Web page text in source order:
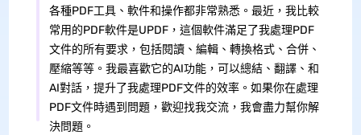
各種PDF工具、軟件和操作都非常熟悉。最近，我比較
常用的PDF軟件是UPDF，這個軟件滿足了我處理PDF
文件的所有要求，包括閱讀、編輯、轉換格式、合併、
壓縮等等。我最喜歡它的AI功能，可以總結、翻譯、和
AI對話，提升了我處理PDF文件的效率。如果你在處理
PDF文件時遇到問題，歡迎找我交流，我會盡力幫你解
決問題。